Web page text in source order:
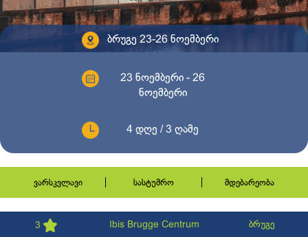
ბრუგე 23-26 ნოემბერი
23 ნოემბერი - 26
ნოემბერი
4 დღე / 3 ღამე
ვარსკვლავი სასტუმრო მდებარეობა
3 Ibis Brugge Centrum ბრუგე